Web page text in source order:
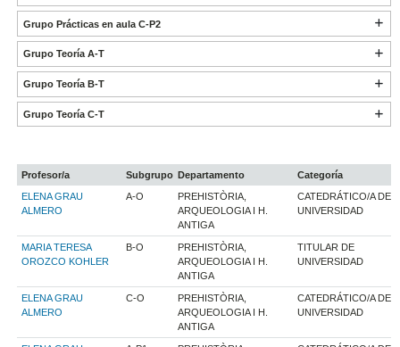
Grupo Prácticas en aula C-P2
Grupo Teoría A-T
Grupo Teoría B-T
Grupo Teoría C-T
Profesor/a Subgrupo Departamento
Categoría
ELENA GRAU
ALMERO
A-O
PREHISTÒRIA,
ARQUEOLOGIA I H.
ANTIGA
CATEDRÁTICO/A DE
UNIVERSIDAD
MARIA TERESA
OROZCO KOHLER
B-O
PREHISTÒRIA,
ARQUEOLOGIA I H.
ANTIGA
TITULAR DE
UNIVERSIDAD
ELENA GRAU
ALMERO
C-O
PREHISTÒRIA,
ARQUEOLOGIA I H.
ANTIGA
CATEDRÁTICO/A DE
UNIVERSIDAD